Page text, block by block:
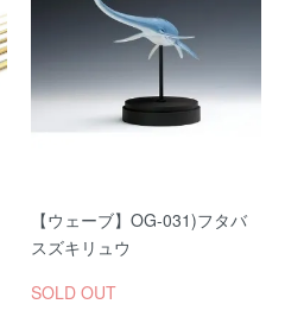
【ウェーブ】OG-031)フタバ
スズキリュウ
SOLD OUT